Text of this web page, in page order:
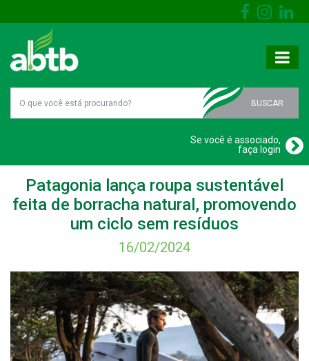
BUSCAR
Se você é associado,
faça login
Patagonia lança roupa sustentável
feita de borracha natural, promovendo
um ciclo sem resíduos
16/02/2024